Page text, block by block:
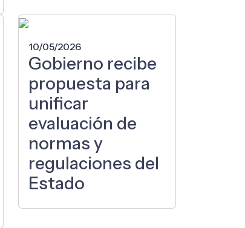
10/05/2026
Gobierno recibe
propuesta para
unificar
evaluación de
normas y
regulaciones del
Estado